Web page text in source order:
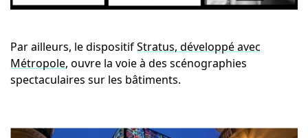
Par ailleurs, le dispositifStratus, développé avec
Métropole, ouvre la voie à des scénographies
spectaculaires sur les bâtiments.